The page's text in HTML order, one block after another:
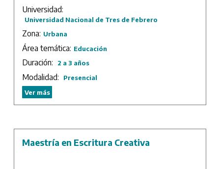
Desde 2008, entre sus objetivos se propone la
formación de académicos, investigadores y funcionarios
especializados no solo en el campo de la investigación
educativa, sino también en el diseño de políticas
universitarias y científico-tecnológicas regionales,
nacionales y locales.
Duración: 2 años de cursada más tesis.
Universidad:
Universidad Nacional de Tres de Febrero
Zona: Urbana
Área temática: Educación
Duración: 2 a 3 años
Modalidad:
Presencial
Ver más
Maestría en Escritura Creativa